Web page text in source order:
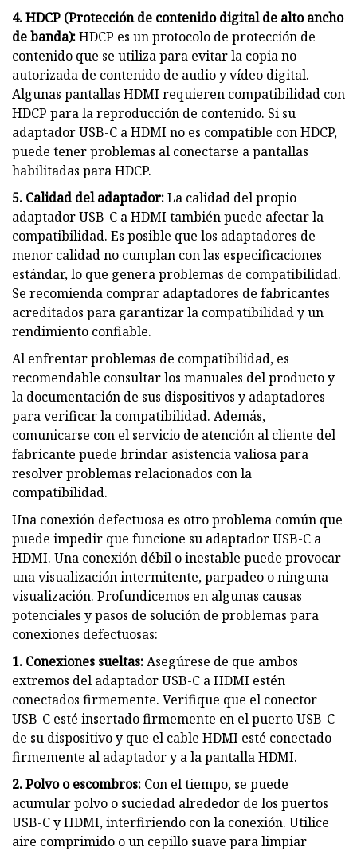
4. HDCP (Protección de contenido digital de alto ancho
de banda):HDCP es un protocolo de protección de
contenido que se utiliza para evitar la copia no
autorizada de contenido de audio y vídeo digital.
Algunas pantallas HDMI requieren compatibilidad con
HDCP para la reproducción de contenido. Si su
adaptador USB-C a HDMI no es compatible con HDCP,
puede tener problemas al conectarse a pantallas
habilitadas para HDCP.
5. Calidad del adaptador:La calidad del propio
adaptador USB-C a HDMI también puede afectar la
compatibilidad. Es posible que los adaptadores de
menor calidad no cumplan con las especificaciones
estándar, lo que genera problemas de compatibilidad.
Se recomienda comprar adaptadores de fabricantes
acreditados para garantizar la compatibilidad y un
rendimiento confiable.
Al enfrentar problemas de compatibilidad, es
recomendable consultar los manuales del producto y
la documentación de sus dispositivos y adaptadores
para verificar la compatibilidad. Además,
comunicarse con el servicio de atención al cliente del
fabricante puede brindar asistencia valiosa para
resolver problemas relacionados con la
compatibilidad.
Una conexión defectuosa es otro problema común que
puede impedir que funcione su adaptador USB-C a
HDMI. Una conexión débil o inestable puede provocar
una visualización intermitente, parpadeo o ninguna
visualización. Profundicemos en algunas causas
potenciales y pasos de solución de problemas para
conexiones defectuosas:
1. Conexiones sueltas:Asegúrese de que ambos
extremos del adaptador USB-C a HDMI estén
conectados firmemente. Verifique que el conector
USB-C esté insertado firmemente en el puerto USB-C
de su dispositivo y que el cable HDMI esté conectado
firmemente al adaptador y a la pantalla HDMI.
2. Polvo o escombros: Con el tiempo, se puede
acumular polvo o suciedad alrededor de los puertos
USB-C y HDMI, interfiriendo con la conexión. Utilice
aire comprimido o un cepillo suave para limpiar